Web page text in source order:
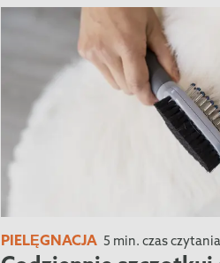
PIELĘGNACJA 5 min. czas czytania